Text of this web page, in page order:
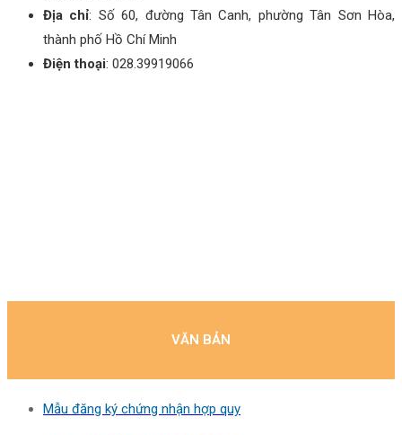
Địa chỉ: Số 60, đường Tân Canh, phường Tân Sơn Hòa,
thành phố Hồ Chí Minh
Điện thoại: 028.39919066
VĂN BẢN
Mẫu đăng ký chứng nhận hợp quy